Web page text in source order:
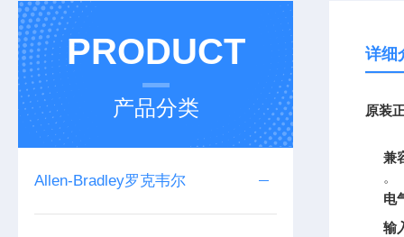
PRODUCT
产品分类
Allen-Bradley罗克韦尔
详细
原装
兼
。
电
输